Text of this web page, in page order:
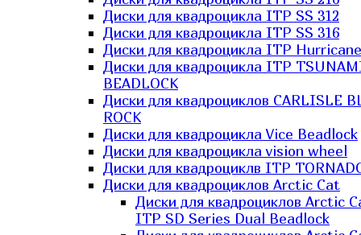
Диски для квадроцикла ITP SS 312
Диски для квадроцикла ITP SS 316
Диски для квадроцикла ITP Hurricane
Диски для квадроцикла ITP
BEADLOCK
Диски для квадроциклов CARLISLE
ROCK
Диски для квадроцикла Vice Beadlock
Диски для квадроцикла vision wheel
Диски для квадроциклв ITP
Диски для квадроциклов Arctic Cat
Диски для квадроциклов Arctic
ITP SD Series Dual Beadlock